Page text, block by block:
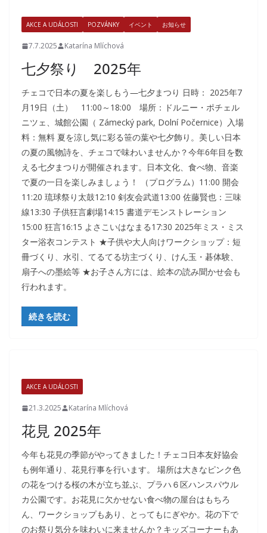
AKCE A UDÁLOSTI POZVÁNKY イベント お知らせ
7.7.2025 Katarína Mlíchová
七夕祭り 2025年
チェコで日本の夏を楽しもう―七夕まつり 日時： 2025年7
月19日（土） 11:00～18:00 場所：ドルニー・ポチェル
ニツェ、城館公園（ Zámecký park, Dolní Počernice）入場
料：無料 夏を涼し気に彩る笹の葉や七夕飾り。美しい日本
の夏の風物詩を、チェコで味わいませんか？今年6年目を数
える七夕まつりが開催されます。日本文化、食べ物、音楽
で夏の一日を楽しみましょう！ （プログラム）11:00 開会
11:20 琉球祭り太鼓12:10 剣友会武道13:00 佐藤賢也：三味
線13:30 子供狂言劇場14:15 書道デモンストレーション
15:00 狂言16:15 よさこいはなまる17:30 2025年ミス・ミス
ター浴衣コンテスト ★子供や大人向けワークショップ：短
冊づくり、水引、てるてる坊主づくり、けん玉・碁体験、
扇子への墨絵等 ★お子さん方には、絵本の読み聞かせ会も
行われます。
続きを読む
AKCE A UDÁLOSTI
21.3.2025 Katarína Mlíchová
花見 2025年
今年も花見の季節がやってきました！チェコ日本友好協会
も例年通り、花見行事を行います。 場所は大きなピンク色
の花をつける桜の木が立ち並ぶ、プラハ６区ハンスパウル
カ公園です。お花見に欠かせない食べ物の屋台はもちろ
ん、ワークショップもあり、とってもにぎやか。花の下で
のお祭り気分を味わいに来ませんか？キッズコーナーもあ